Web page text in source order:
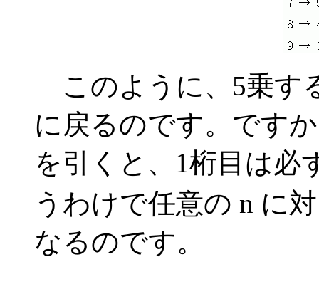
このように、5乗す
に戻るのです。です
を引くと、1桁目は必
うわけで任意の n に
なるのです。